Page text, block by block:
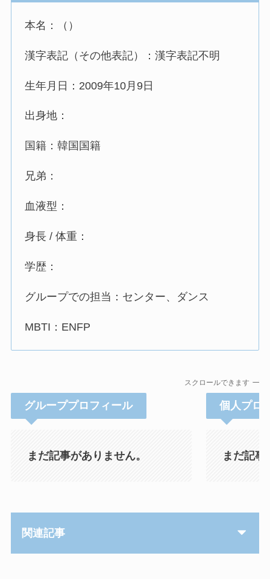
本名：（）
漢字表記（その他表記）：漢字表記不明
生年月日：2009年10月9日
出身地：
国籍：韓国国籍
兄弟：
血液型：
身長 / 体重：
学歴：
グループでの担当：センター、ダンス
MBTI：ENFP
スクロールできます
グループプロフィール
まだ記事がありません。
個人プロ
まだ記事
関連記事